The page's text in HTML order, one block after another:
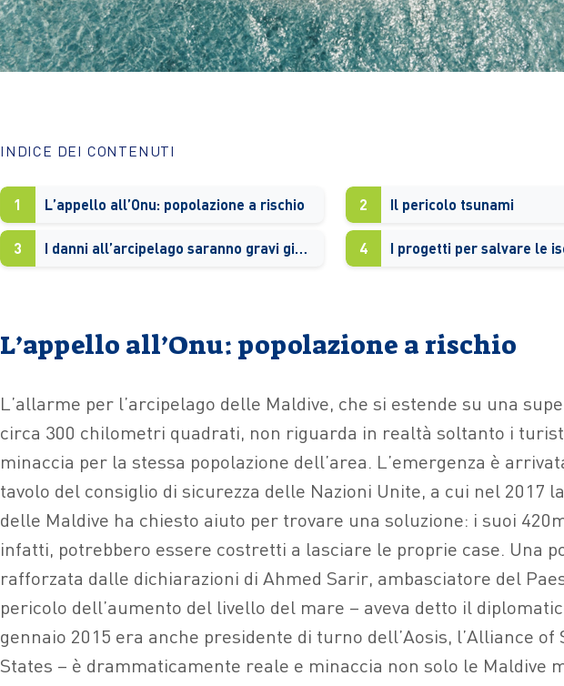
INDICE DEI CONTENUTI
1 L’appello all’Onu: popolazione a rischio 2 Il pericolo tsunami
3 I danni all’arcipelago saranno gravi già nel 2030 4 I progetti per salvare le
L’appello all’Onu: popolazione a rischio
L’allarme per l’arcipelago delle Maldive, che si estende su una
circa 300 chilometri quadrati, non riguarda in realtà soltanto i
minaccia per la stessa popolazione dell’area. L’emergenza è
tavolo del consiglio di sicurezza delle Nazioni Unite, a cui nel 2017
delle Maldive ha chiesto aiuto per trovare una soluzione: i suoi
infatti, potrebbero essere costretti a lasciare le proprie case. Una
rafforzata dalle dichiarazioni di Ahmed Sarir, ambasciatore del
pericolo dell’aumento del livello del mare – aveva detto il
gennaio 2015 era anche presidente di turno dell’Aosis, l’Alliance of
States – è drammaticamente reale e minaccia non solo le Maldive